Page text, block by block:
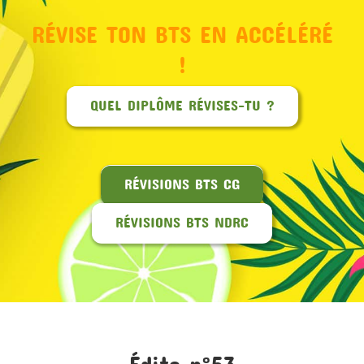
MON COMPTE
PANIER
RÉVISE TON BTS EN ACCÉLÉRÉ
!
QUEL DIPLÔME RÉVISES-TU ?
RÉVISIONS BTS CG
RÉVISIONS BTS NDRC